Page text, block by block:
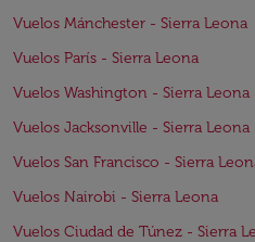
Vuelos Mánchester - Sierra Leona
Vuelos París - Sierra Leona
Vuelos Washington - Sierra Leona
Vuelos Jacksonville - Sierra Leona
Vuelos San Francisco - Sierra
Vuelos Nairobi - Sierra Leona
Vuelos Ciudad de Túnez - Sierra